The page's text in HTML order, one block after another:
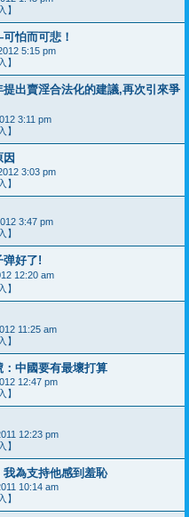
】
怕而可悲！
5:15 pm
】
出賣淫合法化的建議,再次引來爭
3:11 pm
】
因
3:03 pm
】
3:47 pm
】
弹好了!
12:20 am
】
11:25 am
】
中國要有最壞打算
12:47 pm
】
12:23 pm
】
為支持他感到羞恥
10:14 am
】